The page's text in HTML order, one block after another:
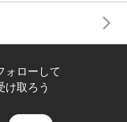
ォローして
け取ろう